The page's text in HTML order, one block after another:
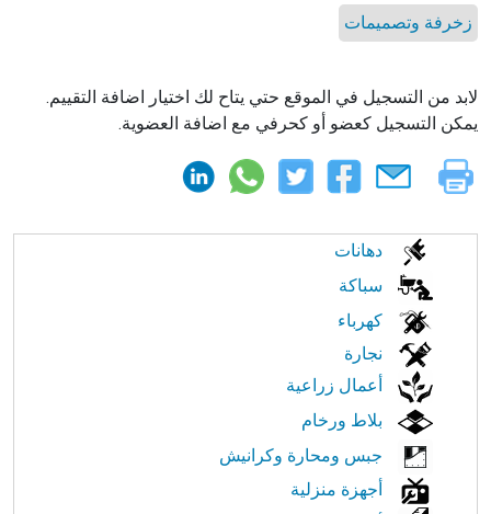
زخرفة وتصميمات
لابد من التسجيل في الموقع حتي يتاح لك اختيار اضافة التقييم.
يمكن التسجيل كعضو أو كحرفي مع اضافة العضوية.
الابحار
النت
دهانات
سباكة
كهرباء
نجارة
أعمال زراعية
بلاط ورخام
جبس ومحارة وكرانيش
أجهزة منزلية